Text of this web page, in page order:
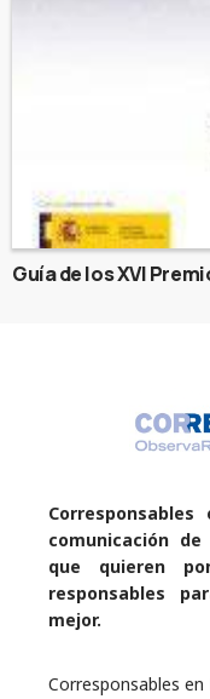
Guía de los XVI
comunicación
que quieren
responsables
mejor.
Corresponsables en